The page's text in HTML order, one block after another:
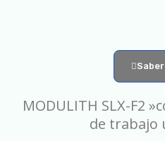
MODULITH SLX-F2
de trabajo